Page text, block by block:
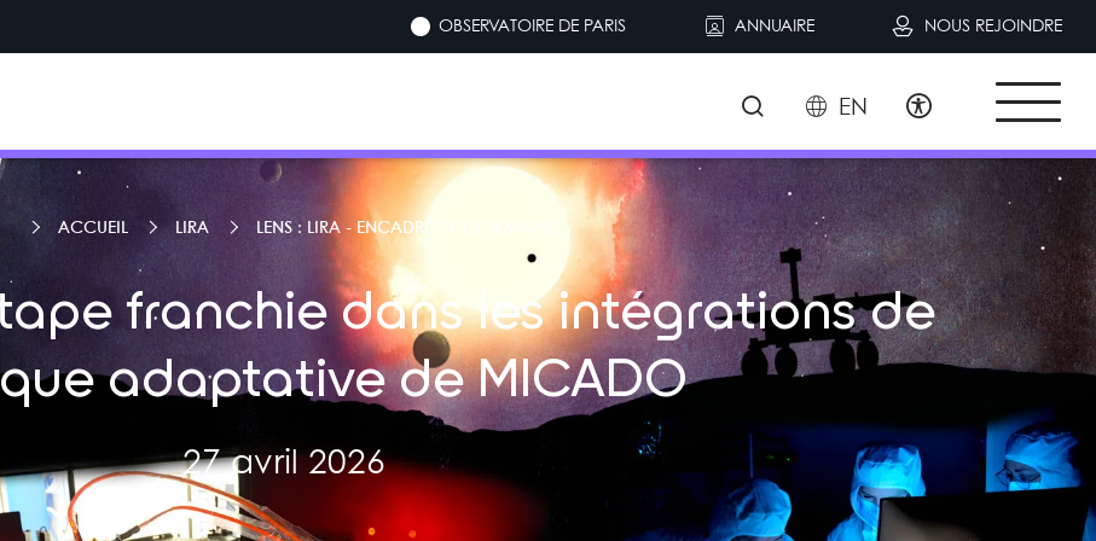
OBSERVATOIRE DE PARIS ANNUAIRE NOUS REJOINDRE
EN
ACCUEIL LIRA LENS : LIRA - ENCADRÉ DE LA SEMAINE
franchie dans les intégrations de
adaptative de MICADO
27 avril 2026